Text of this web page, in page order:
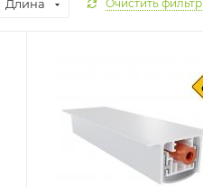
Длина Очистить фильтр